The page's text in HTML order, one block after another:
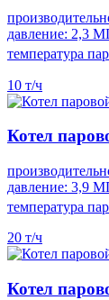
давление: 2,3
температура
10 т/ч
Котел
давление: 3,9
температура
20 т/ч
Котел